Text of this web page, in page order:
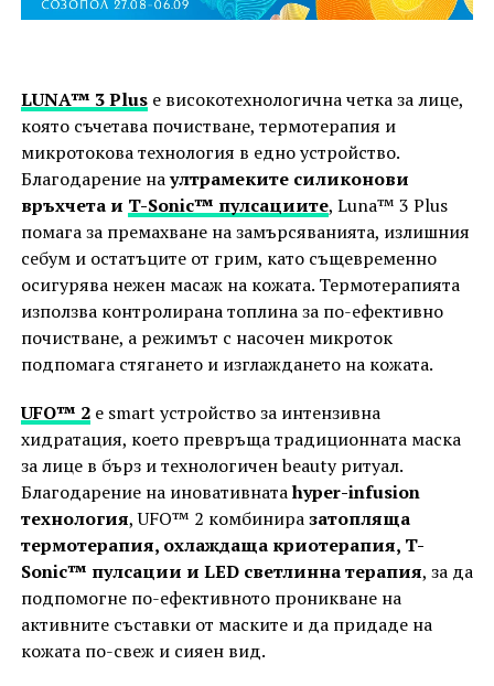
LUNA™ 3 Pluse високотехнологична четка за лице,
която съчетава почистване, термотерапия и
микротокова технология в едно устройство.
Благодарение наултрамеките силиконови
връхчета и T-Sonic™ пулсациите, Luna™ 3 Plus
помага за премахване на замърсяванията, излишния
себум и остатъците от грим, като същевременно
осигурява нежен масаж на кожата. Термотерапията
използва контролирана топлина за по-ефективно
почистване, а режимът с насочен микроток
подпомага стягането и изглаждането на кожата.
UFO™ 2e smart устройство за интензивна
хидратация, което превръща традиционната маска
за лице в бърз и технологичен beauty ритуал.
Благодарение на иновативнатаhyper-infusion
технология, UFO™ 2 комбиниразатопляща
термотерапия, охлаждаща криотерапия, T-
Sonic™ пулсации и LED светлинна терапия, за да
подпомогне по-ефективното проникване на
активните съставки от маските и да придаде на
кожата по-свеж и сияен вид.